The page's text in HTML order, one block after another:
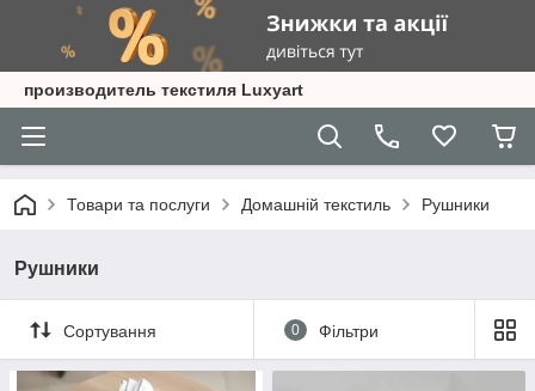
производитель текстиля Luxyart
Товари та послуги Домашній текстиль Рушники
Рушники
Сортування 0 Фільтри